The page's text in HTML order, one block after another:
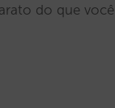
do que você